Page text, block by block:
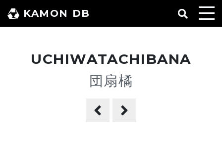
ン
KAMON DB
UCHIWATACHIBANA
団扇橘